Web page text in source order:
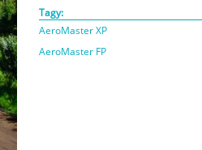
Tagy:
AeroMaster XP
AeroMaster FP